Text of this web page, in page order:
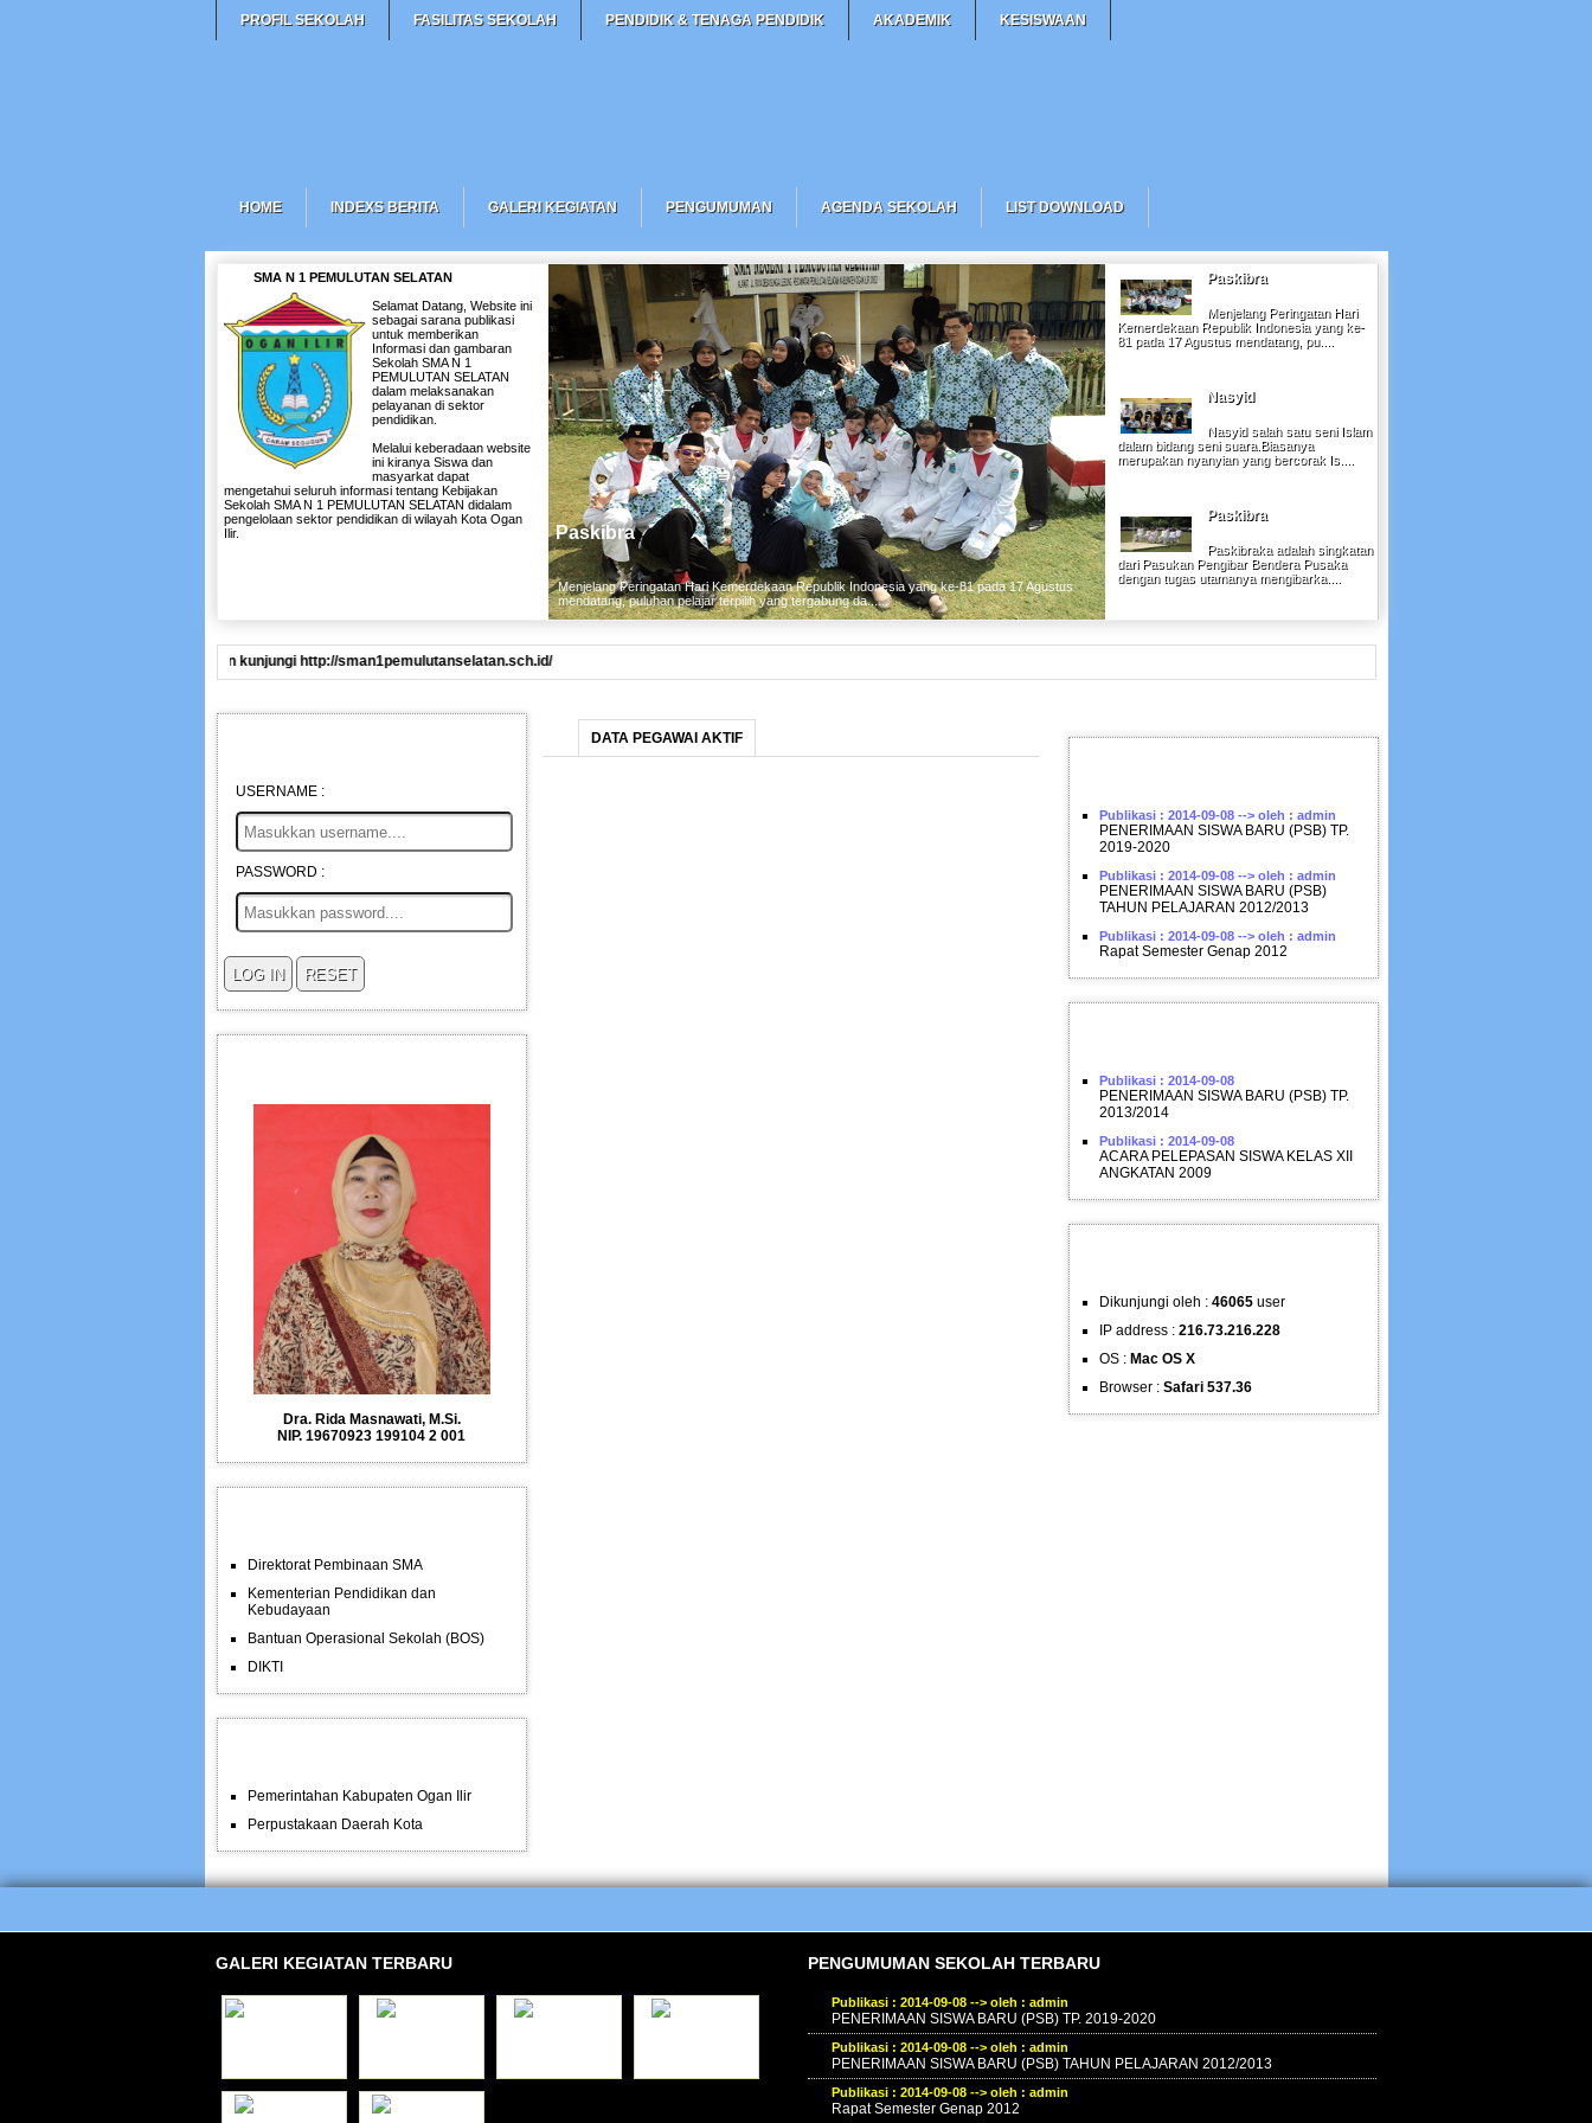
PROFIL SEKOLAH FASILITAS SEKOLAH PENDIDIK & TENAGA PENDIDIK AKADEMIK KESISWAAN
HOME INDEXS BERITA GALERI KEGIATAN PENGUMUMAN AGENDA SEKOLAH LIST DOWNLOAD
SMA N 1 PEMULUTAN SELATAN
Selamat Datang, Website ini
sebagai sarana publikasi
untuk memberikan
Informasi dan gambaran
Sekolah SMA N 1
PEMULUTAN SELATAN
dalam melaksanakan
pelayanan di sektor
pendidikan.
Melalui keberadaan website
ini kiranya Siswa dan
masyarkat dapat
mengetahui seluruh informasi tentang Kebijakan
Sekolah SMA N 1 PEMULUTAN SELATAN didalam
pengelolaan sektor pendidikan di wilayah Kota Ogan
Ilir.
Paskibra
Menjelang Peringatan Hari Kemerdekaan Republik Indonesia yang ke-81 pada 17 Agustus
mendatang, puluhan pelajar terpilih yang tergabung da......
Nasyid
Nasyid salah satu seni Islam dalam bidang seni suara.Biasanya merupakan
Paskibra
Menjelang Peringatan Hari
Kemerdekaan Republik Indonesia yang ke-
81 pada 17 Agustus mendatang, pu....
Nasyid
Nasyid salah satu seni Islam
dalam bidang seni suara.Biasanya
merupakan nyanyian yang bercorak Is....
Paskibra
Paskibraka adalah singkatan
dari Pasukan Pengibar Bendera Pusaka
dengan tugas utamanya mengibarka....
dari Pasukan Pengibar Bendera Pusaka
Pemulutan Selatan : silahkan kunjungi http://sman1pemulutanselatan.sch.id/
USERNAME :
PASSWORD :
Dra. Rida Masnawati, M.Si.
NIP. 19670923 199104 2 001
Direktorat Pembinaan SMA
Kementerian Pendidikan dan
Kebudayaan
Bantuan Operasional Sekolah (BOS)
DIKTI
Pemerintahan Kabupaten Ogan Ilir
Perpustakaan Daerah Kota
DATA PEGAWAI AKTIF
Publikasi : 2014-09-08 --> oleh : admin
PENERIMAAN SISWA BARU (PSB) TP.
2019-2020
Publikasi : 2014-09-08 --> oleh : admin
PENERIMAAN SISWA BARU (PSB)
TAHUN PELAJARAN 2012/2013
Publikasi : 2014-09-08 --> oleh : admin
Rapat Semester Genap 2012
Publikasi : 2014-09-08
PENERIMAAN SISWA BARU (PSB) TP.
2013/2014
Publikasi : 2014-09-08
ACARA PELEPASAN SISWA KELAS XII
ANGKATAN 2009
Dikunjungi oleh : 46065user
IP address : 216.73.216.228
OS : Mac OS X
Browser : Safari 537.36
GALERI KEGIATAN TERBARU PENGUMUMAN SEKOLAH TERBARU
Publikasi : 2014-09-08 --> oleh : admin
PENERIMAAN SISWA BARU (PSB) TP. 2019-2020
Publikasi : 2014-09-08 --> oleh : admin
PENERIMAAN SISWA BARU (PSB) TAHUN PELAJARAN 2012/2013
Publikasi : 2014-09-08 --> oleh : admin
Rapat Semester Genap 2012